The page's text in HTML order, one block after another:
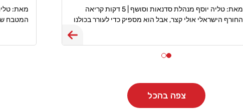
מאת: טליה יוסף מנהלת סדנאות וסושף | 5 דקות קריאה
החורף הישראלי אולי קצר, אבל הוא מספיק כדי לעורר בכולנו
צפה בהכל